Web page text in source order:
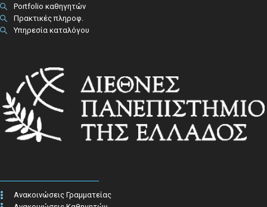
Portfolio καθηγητών
Πρακτικές πληροφ.​
Υπηρεσία καταλόγου
Ανακοινώσεις Γραμματείας